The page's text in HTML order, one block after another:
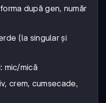
după gen, număr
(la singular și
mic/mică
crem, cumsecade,